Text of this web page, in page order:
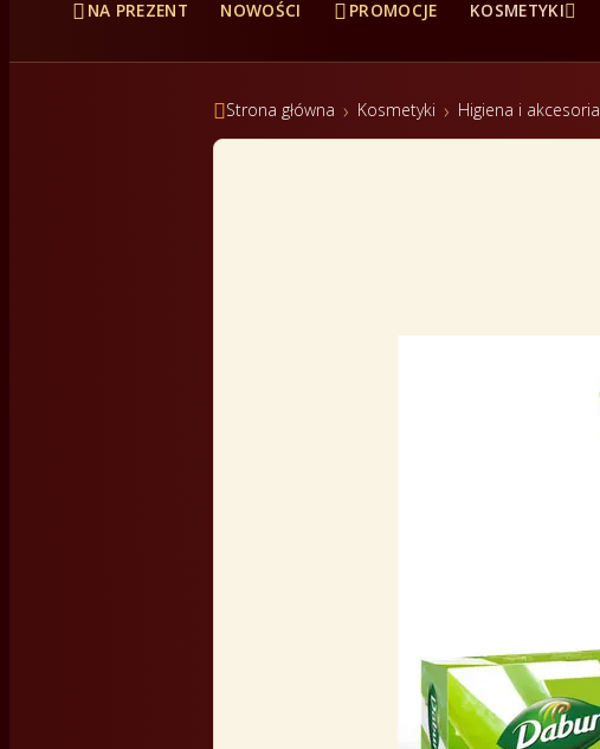
 NA PREZENT NOWOŚCI  PROMOCJE KOSMETYKI
Strona główna Kosmetyki Higiena i akcesoria